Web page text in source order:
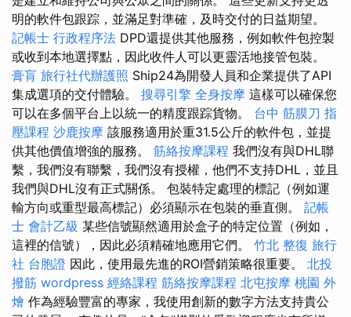
明的軟件包跟踪，並滿足對準確，及時交付的日益期望。
記帳士 行政程序法 DPD還提供其他服務，例如軟件包控製
或收到本地選擇點，因此收件人可以更靈活地接管包裝。
膏肓 旅行社代辦護照 Ship24為開發人員和企業提供了API
集成選項的交付體驗。 搜尋引擎 全身按摩 這樣可以確保您
可以在多個平台上以統一的精度跟踪貨物。 台中 筋膜刀 指
壓課程 沙鹿按摩 該服務適用於重31.5公斤的軟件包，並提
供其他價值增強的服務。 筋絡按摩課程 我們沒有與DHL聯
繫，我們沒有聯繫，我們沒有授權，他們不支持DHL，並且
我們與DHL沒有正式關係。 包裝特定處理的標記（例如運
輸方向或重型最高標記）必須顯示在包裝的垂直側。 記帳
士 會計乙級 某些信號顯然適用於盒子的特定位置（例如，
這裡的信號），因此必須精確地應用它們。 竹北 整復 旅行
社 台胞證 因此，使用最先進的ROI營銷策略很重要。 北投
撥筋 wordpress 經絡課程 筋絡按摩課程 北屯按摩 桃園 外
燴 作為經驗豐富的專家，我使用創新的數字方法支持貴公